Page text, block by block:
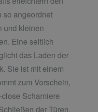
so angeordnet
und kleinen
Eine seitlich
das Laden der
Sie ist mit einem
zum Vorschein,
Scharniere
der Türen,